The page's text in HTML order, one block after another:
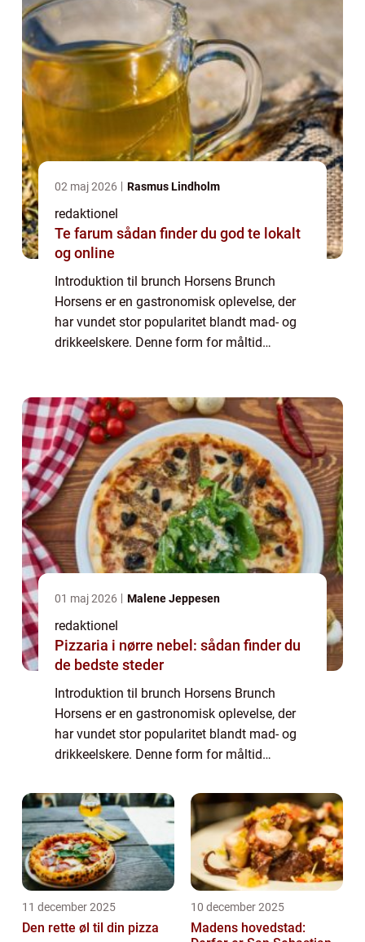
02 maj 2026 Rasmus Lindholm
redaktionel
Te farum sådan finder du god te lokalt
og online
Introduktion til brunch Horsens Brunch
Horsens er en gastronomisk oplevelse, der
har vundet stor popularitet blandt mad- og
drikkeelskere. Denne form for måltid
retter...
01 maj 2026 Malene Jeppesen
redaktionel
Pizzaria i nørre nebel: sådan finder du
de bedste steder
Introduktion til brunch Horsens Brunch
Horsens er en gastronomisk oplevelse, der
har vundet stor popularitet blandt mad- og
drikkeelskere. Denne form for måltid
frokost, og tilbyder en bred vifte af lækre
retter...
11 december 2025
Den rette øl til din pizza
10 december 2025
Madens hovedstad: